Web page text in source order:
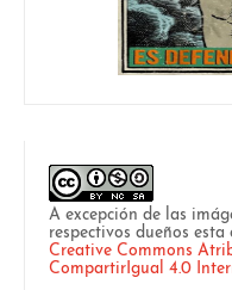
A excepción de las
respectivos dueños
Creative Commons
CompartirIgual 4.0